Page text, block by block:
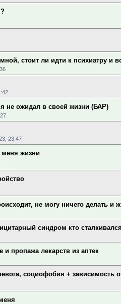
стоит ли идти к психиатру и
не ожидал в своей жизни (БАР)
23:47
жизни
не могу ничего делать и
синдром кто
и пропажа лекарств из аптек
социофобия + зависимость